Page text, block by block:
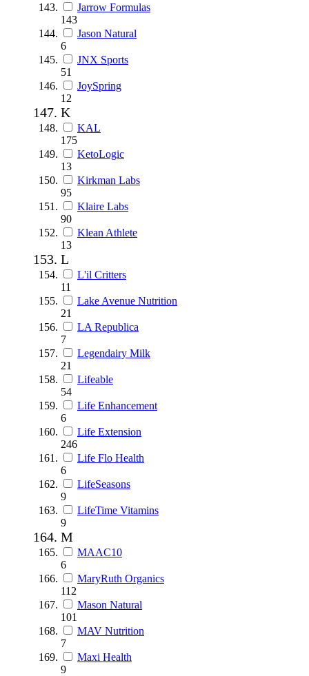
Jarrow Formulas
143
Jason Natural
6
JNX Sports
51
JoySpring
12
K
KAL
175
KetoLogic
13
Kirkman Labs
95
Klaire Labs
90
Klean Athlete
13
L
L'il Critters
11
Lake Avenue Nutrition
21
LA Republica
7
Legendairy Milk
21
Lifeable
54
Life Enhancement
6
Life Extension
246
Life Flo Health
6
LifeSeasons
9
LifeTime Vitamins
9
M
MAAC10
6
MaryRuth Organics
112
Mason Natural
101
MAV Nutrition
7
Maxi Health
9